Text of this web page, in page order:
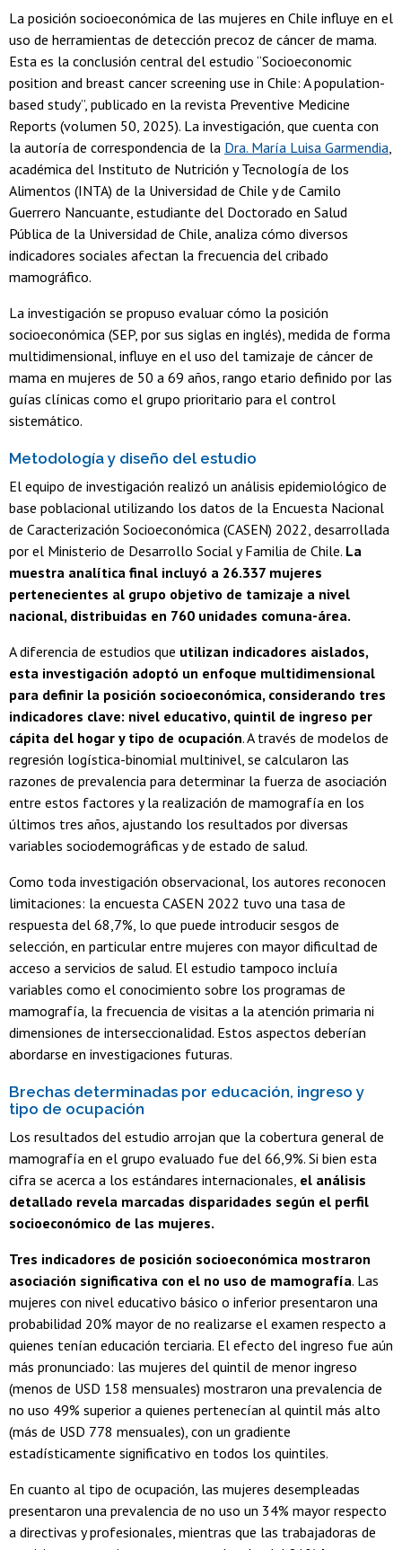
La posición socioeconómica de las mujeres en Chile influye en el
uso de herramientas de detección precoz de cáncer de mama.
Esta es la conclusión central del estudio “Socioeconomic
position and breast cancer screening use in Chile: A population-
based study”, publicado en la revista Preventive Medicine
Reports (volumen 50, 2025). La investigación, que cuenta con
la autoría de correspondencia de la Dra. María Luisa Garmendia,
académica del Instituto de Nutrición y Tecnología de los
Alimentos (INTA) de la Universidad de Chile y de Camilo
Guerrero Nancuante, estudiante del Doctorado en Salud
Pública de la Universidad de Chile, analiza cómo diversos
indicadores sociales afectan la frecuencia del cribado
mamográfico.
La investigación se propuso evaluar cómo la posición
socioeconómica (SEP, por sus siglas en inglés), medida de forma
multidimensional, influye en el uso del tamizaje de cáncer de
mama en mujeres de 50 a 69 años, rango etario definido por las
guías clínicas como el grupo prioritario para el control
sistemático.
Metodología y diseño del estudio
El equipo de investigación realizó un análisis epidemiológico de
base poblacional utilizando los datos de la Encuesta Nacional
de Caracterización Socioeconómica (CASEN) 2022, desarrollada
por el Ministerio de Desarrollo Social y Familia de Chile. La
muestra analítica final incluyó a 26.337 mujeres
pertenecientes al grupo objetivo de tamizaje a nivel
nacional, distribuidas en 760 unidades comuna-área.
A diferencia de estudios que utilizan indicadores aislados,
esta investigación adoptó un enfoque multidimensional
para definir la posición socioeconómica, considerando tres
indicadores clave: nivel educativo, quintil de ingreso per
cápita del hogar y tipo de ocupación. A través de modelos de
regresión logística-binomial multinivel, se calcularon las
razones de prevalencia para determinar la fuerza de asociación
entre estos factores y la realización de mamografía en los
últimos tres años, ajustando los resultados por diversas
variables sociodemográficas y de estado de salud.
Como toda investigación observacional, los autores reconocen
limitaciones: la encuesta CASEN 2022 tuvo una tasa de
respuesta del 68,7%, lo que puede introducir sesgos de
selección, en particular entre mujeres con mayor dificultad de
acceso a servicios de salud. El estudio tampoco incluía
variables como el conocimiento sobre los programas de
mamografía, la frecuencia de visitas a la atención primaria ni
dimensiones de interseccionalidad. Estos aspectos deberían
abordarse en investigaciones futuras.
Brechas determinadas por educación, ingreso y
tipo de ocupación
Los resultados del estudio arrojan que la cobertura general de
mamografía en el grupo evaluado fue del 66,9%. Si bien esta
cifra se acerca a los estándares internacionales, el análisis
detallado revela marcadas disparidades según el perfil
socioeconómico de las mujeres.
Tres indicadores de posición socioeconómica mostraron
asociación significativa con el no uso de mamografía. Las
mujeres con nivel educativo básico o inferior presentaron una
probabilidad 20% mayor de no realizarse el examen respecto a
quienes tenían educación terciaria. El efecto del ingreso fue aún
más pronunciado: las mujeres del quintil de menor ingreso
(menos de USD 158 mensuales) mostraron una prevalencia de
no uso 49% superior a quienes pertenecían al quintil más alto
(más de USD 778 mensuales), con un gradiente
estadísticamente significativo en todos los quintiles.
En cuanto al tipo de ocupación, las mujeres desempleadas
presentaron una prevalencia de no uso un 34% mayor respecto
a directivas y profesionales, mientras que las trabajadoras de